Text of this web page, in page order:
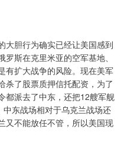
大胆行为确实已经让美国感到
斯在克里米亚的空军基地、
有扩大战争的风险。现在美军
杀了股票质押信托配资，为了
都派去了中东，还把12艘军舰
中东战场相对于乌克兰战场还
又不能放任不管，所以美国现